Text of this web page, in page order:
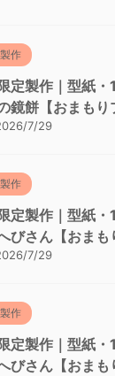
作
限定製作｜型紙
鏡餅【おまもり
7/29
作
限定製作｜型紙
びさん【おまも
7/29
作
限定製作｜型紙
びさん【おまも